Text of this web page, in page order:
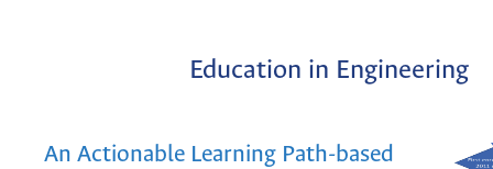
Education in Engineering
An Actionable Learning Path-based